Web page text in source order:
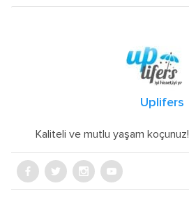
Uplifers
Kaliteli ve mutlu yaşam koçunuz!